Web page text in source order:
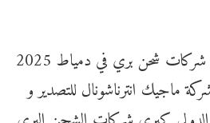
افضل شركات شحن بري في دمياط 2025
ماجيك انترناشونال للتصدير و